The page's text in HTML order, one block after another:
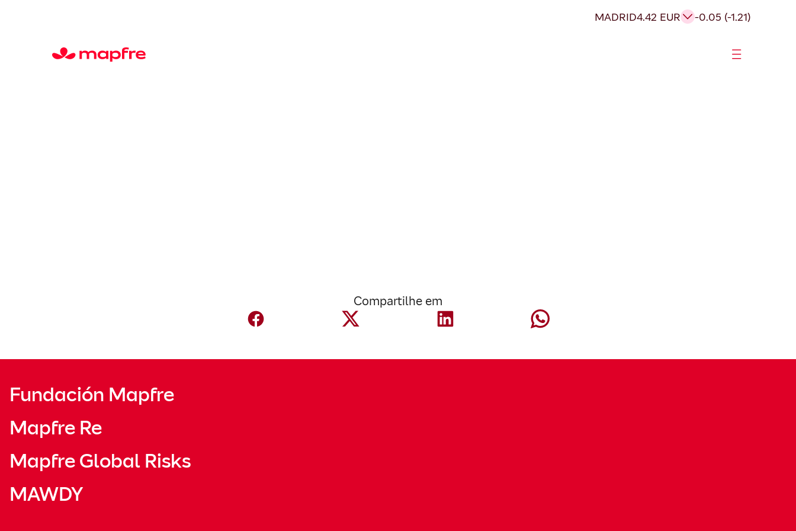
MADRID4.42 EUR -0.05 (-1.21)
Compartilhe em
Fundación Mapfre
Mapfre Re
Mapfre Global Risks
MAWDY